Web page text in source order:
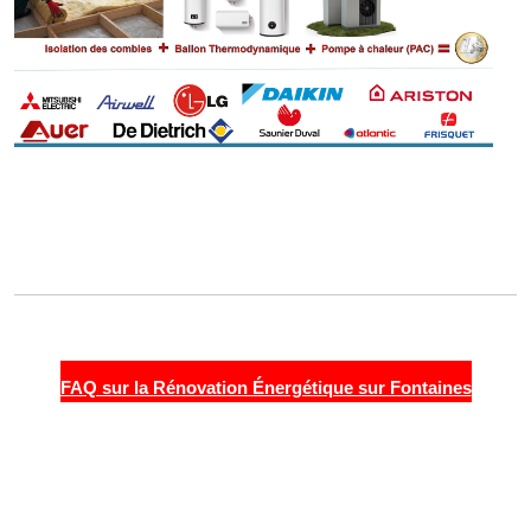
FAQ sur la Rénovation Énergétique sur Fontaines